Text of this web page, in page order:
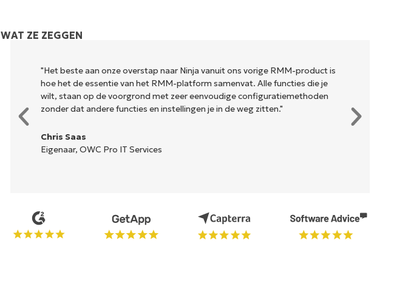
WAT ZE ZEGGEN
"Het beste aan onze overstap naar Ninja vanuit ons vorige RMM-product is
hoe het de essentie van het RMM-platform samenvat. Alle functies die je
wilt, staan op de voorgrond met zeer eenvoudige configuratiemethoden
zonder dat andere functies en instellingen je in de weg zitten."
Chris Saas
Eigenaar, OWC Pro IT Services